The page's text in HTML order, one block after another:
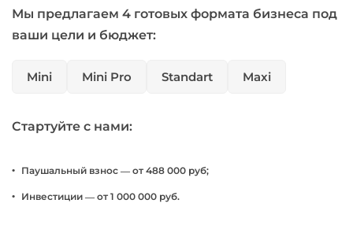
Мы предлагаем 4 готовых формата бизнеса под
ваши цели и бюджет:
Mini Mini Pro Standart Maxi
Стартуйте с нами:
Паушальный взнос — от 488 000 руб;
Инвестиции — от 1 000 000 руб.